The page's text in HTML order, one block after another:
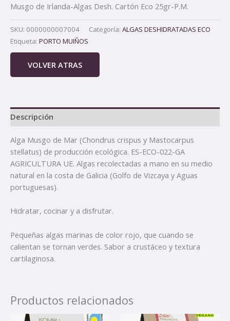
Musgo de Irlanda-Algas Desh. Cartón Eco 25gr-P.M.
SKU: 0000000007004 Categoría: ALGAS DESHIDRATADAS ECO
Etiqueta: PORTO MUIÑOS
VOLVER ATRAS
Descripción
Alga Musgo de Mar (Chondrus crispus y Mastocarpus
stellatus) de producción ecológica. ES-ECO-022-GA
AGRICULTURA UE. Algas recolectadas a mano en su medio
natural en la costa de Galicia (Golfo de Vizcaya y Aguas
portuguesas).
Hidratar, cocinar y a disfrutar.
Pequeñas algas marinas de color rojo, que cuando se
calientan se tornan verdes. Sabor a crustáceo y textura
cartilaginosa.
Productos relacionados